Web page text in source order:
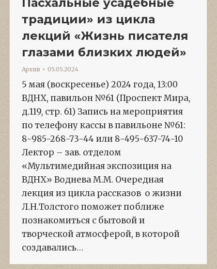
традиции» из цикла
лекций «Жизнь писателя
глазами близких людей»
Архив 05.05.2024
5 мая (воскресенье) 2024 года, 13:00
ВДНХ, павильон №61 (Проспект Мира,
д.119, стр. 61) Запись на мероприятия
по телефону кассы в павильоне №61:
8-985-268-73-44 или 8-495-637-74-10
Лектор – зав. отделом
«Мультимедийная экспозиция на
ВДНХ» Воднева М.М. Очередная
лекция из цикла рассказов о жизни
Л.Н.Толстого поможет поближе
познакомиться с бытовой и
творческой атмосферой, в которой
создавались…